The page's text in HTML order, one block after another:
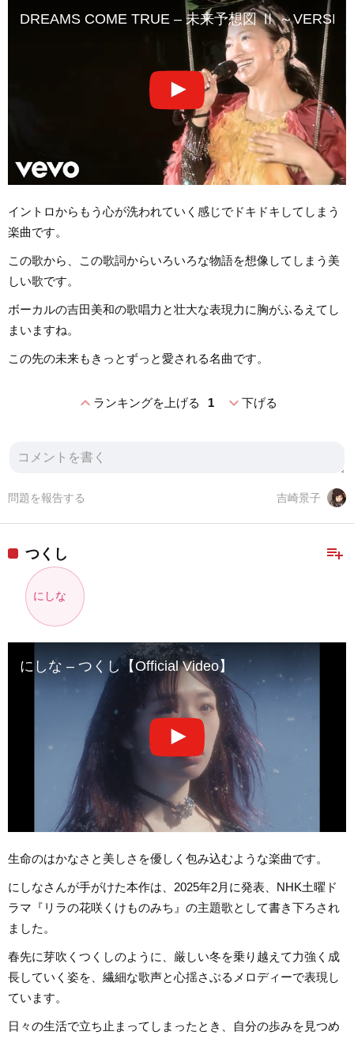
DREAMS COME TRUE – 未来予想図 Ⅱ ～
イントロからもう心が洗われていく感じでドキドキしてしまう
楽曲です。
この歌から、この歌詞からいろいろな物語を想像してしまう美
しい歌です。
ボーカルの吉田美和の歌唱力と壮大な表現力に胸がふるえてし
まいますね。
この先の未来もきっとずっと愛される名曲です。
expand_lessランキングを上げる 1 expand_more下げる
吉崎景子
問題を報告する
playlist_add
つくし
にしな
にしな – つくし【Official Video】
生命のはかなさと美しさを優しく包み込むような楽曲です。
にしなさんが手がけた本作は、2025年2月に発表、NHK土曜ド
ラマ『リラの花咲くけものみち』の主題歌として書き下ろされ
ました。
春先に芽吹くつくしのように、厳しい冬を乗り越えて力強く成
長していく姿を、繊細な歌声と心揺さぶるメロディーで表現し
ています。
日々の生活で立ち止まってしまったとき、自分の歩みを見つめ